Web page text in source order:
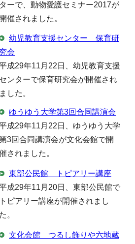
ターで、動物愛護セミナー2017が
開催されました。
幼児教育支援センター 保育研
究会
成29年11月22日、幼児教育支援
センターで保育研究会が開催され
ました。
ゆうゆう大学第3回合同講演会
成29年11月22日、ゆうゆう大学
3回合同講演会が文化会館で開
されました。
東部公民館 トピアリー講座
成29年11月20日、東部公民館で
トピアリー講座が開催されまし
た。
文化会館 つるし飾りや六地蔵